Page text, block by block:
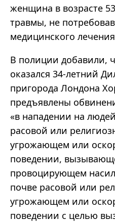
женщина в возрасте
травмы, не
медицинского
В полиции добавили,
оказался 34-летний
пригорода Лондона
предъявлены
«в нападении на
расовой или
угрожающем или
поведении,
провоцирующем
почве расовой или
угрожающем или
поведении с целью